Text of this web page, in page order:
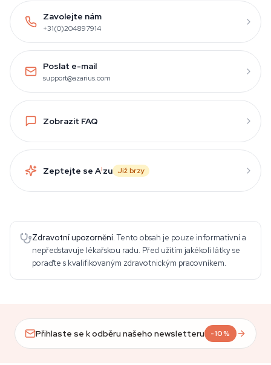
Zavolejte nám
+31(0)204897914
Poslat e-mail
support@azarius.com
Zobrazit FAQ
Zeptejte se Aizu Již brzy
Zdravotní upozornění. Tento obsah je pouze informativní a
nepředstavuje lékařskou radu. Před užitím jakékoli látky se
poraďte s kvalifikovaným zdravotnickým pracovníkem.
Přihlaste se k odběru našeho newsletteru -10%